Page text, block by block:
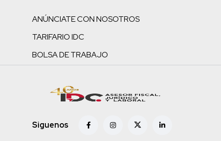
ANÚNCIATE CON NOSOTROS
TARIFARIO IDC
BOLSA DE TRABAJO
Siguenos